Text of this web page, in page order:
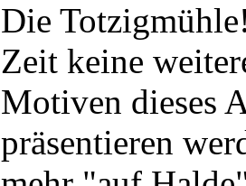
Die
Zeit keine
Motiven dieses
präsentieren